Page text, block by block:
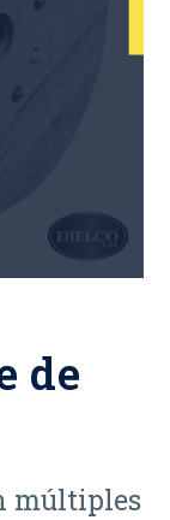
de
múltiples